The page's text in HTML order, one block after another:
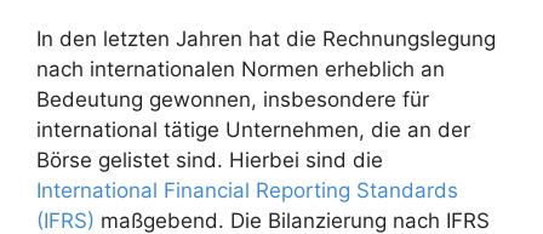
In den letzten Jahren hat die Rechnungslegung
nach internationalen Normen erheblich an
Bedeutung gewonnen, insbesondere für
international tätige Unternehmen, die an der
Börse gelistet sind. Hierbei sind die
International Financial Reporting Standards
(IFRS) maßgebend. Die Bilanzierung nach IFRS